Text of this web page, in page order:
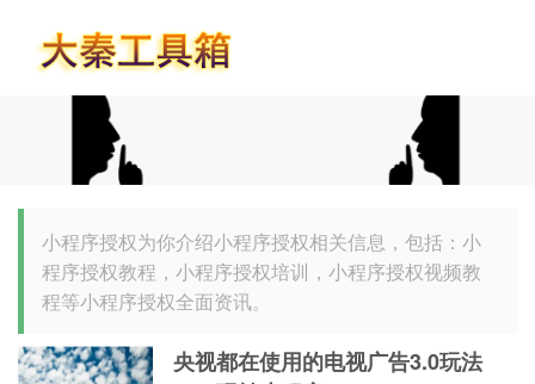
小程序授权为你介绍小程序授权相关信息，包括：小
程序授权教程，小程序授权培训，小程序授权视频教
程等小程序授权全面资讯。
央视都在使用的电视广告3.0玩法